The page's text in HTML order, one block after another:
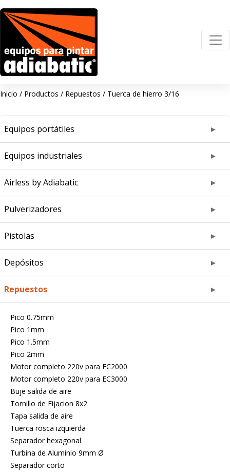
Inicio / Productos / Repuestos / Tuerca de hierro 3/16
Equipos portátiles
Equipos industriales
Airless by Adiabatic
Pulverizadores
Pistolas
Depósitos
Repuestos
Pico 0.75mm
Pico 1mm
Pico 1.5mm
Pico 2mm
Motor completo 220v para EC2000
Motor completo 220v para EC3000
Buje salida de aire
Tornillo de Fijacion 8x2
Tapa salida de aire
Tuerca rosca izquierda
Separador hexagonal
Turbina de Aluminio 9mm Ø
Separador corto